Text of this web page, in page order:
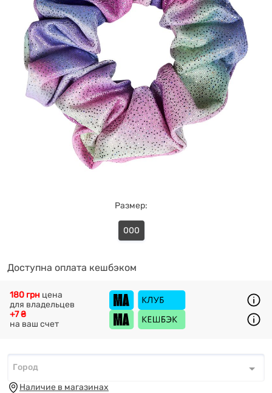
Размер:
000
Доступна оплата кешбэком
+7 ₴
на ваш счет
180 грн цена
для владельцев
Город*
Город
Наличие в магазинах